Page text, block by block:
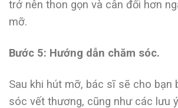
trở nên thon gọn và cân đối hơn
mỡ.
Bước 5: Hướng dẫn chăm sóc.
Sau khi hút mỡ, bác sĩ sẽ cho bạn
sóc vết thương, cũng như các lưu